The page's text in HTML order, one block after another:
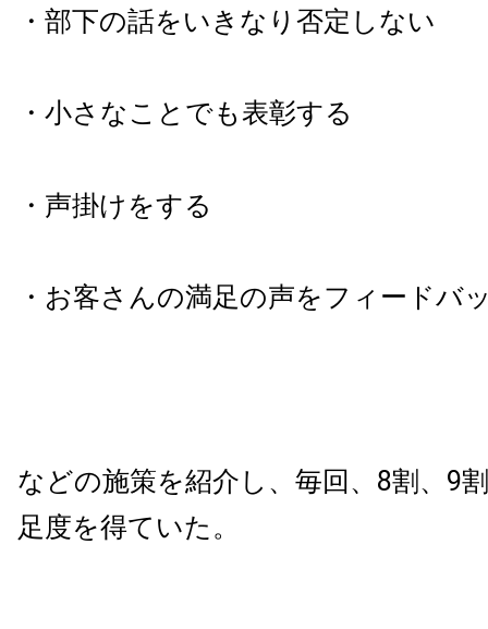
・部下の話をいきなり否定しない
・小さなことでも表彰する
・声掛けをする
・お客さんの満足の声をフィードバ
などの施策を紹介し、毎回、8割、9
足度を得ていた。